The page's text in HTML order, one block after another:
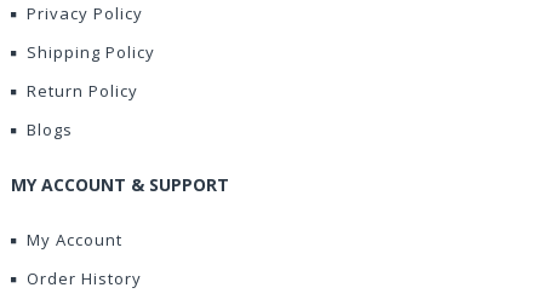
Privacy Policy
Shipping Policy
Return Policy
Blogs
MY ACCOUNT & SUPPORT
My Account
Order History